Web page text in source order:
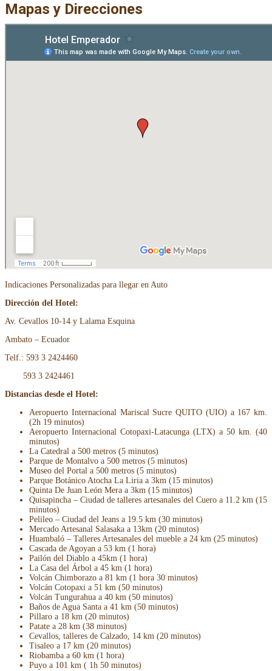
Mapas y Direcciones
Indicaciones Personalizadas para llegar en Auto
Dirección del Hotel:
Av. Cevallos 10-14 y Lalama Esquina
Ambato – Ecuador
Telf.: 593 3 2424460
593 3 2424461
Distancias desde el Hotel:
Aeropuerto Internacional Mariscal Sucre QUITO (UIO) a 167 km.
(2h 19 minutos)
Aeropuerto Internacional Cotopaxi-Latacunga (LTX) a 50 km. (40
minutos)
La Catedral a 500 metros (5 minutos)
Parque de Montalvo a 500 metros (5 minutos)
Museo del Portal a 500 metros (5 minutos)
Parque Botánico Atocha La Liria a 3km (15 minutos)
Quinta De Juan León Mera a 3km (15 minutos)
Quisapincha – Ciudad de talleres artesanales del Cuero a 11.2 km (15
minutos)
Pelileo – Ciudad del Jeans a 19.5 km (30 minutos)
Mercado Artesanal Salasaka a 13km (20 minutos)
Huambaló – Talleres Artesanales del mueble a 24 km (25 minutos)
Cascada de Agoyan a 53 km (1 hora)
Pailón del Diablo a 45km (1 hora)
La Casa del Árbol a 45 km (1 hora)
Volcán Chimborazo a 81 km (1 hora 30 minutos)
Volcán Cotopaxi a 51 km (50 minutos)
Volcán Tungurahua a 40 km (50 minutos)
Baños de Agua Santa a 41 km (50 minutos)
Pillaro a 18 km (20 minutos)
Patate a 28 km (38 minutos)
Cevallos, talleres de Calzado, 14 km (20 minutos)
Tisaleo a 17 km (20 minutos)
Riobamba a 60 km (1 hora)
Puyo a 101 km ( 1h 50 minutos)